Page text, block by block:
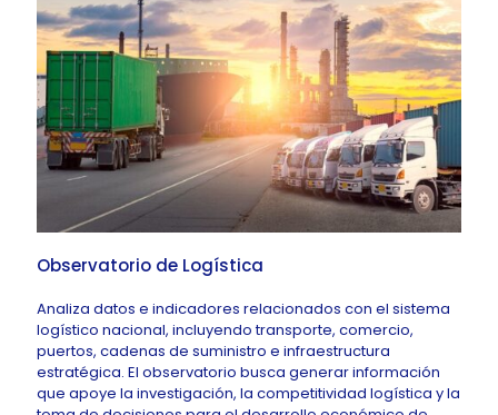
Observatorio de Logística
Analiza datos e indicadores relacionados con el sistema
logístico nacional, incluyendo transporte, comercio,
puertos, cadenas de suministro e infraestructura
estratégica. El observatorio busca generar información
que apoye la investigación, la competitividad logística y la